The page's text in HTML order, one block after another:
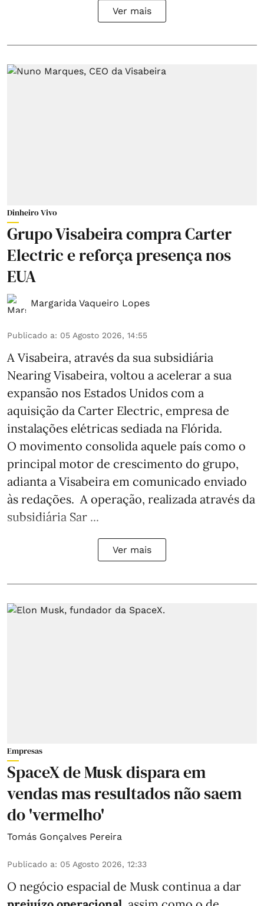
Ver mais
Dinheiro Vivo
Grupo Visabeira compra Carter
Electric e reforça presença nos
EUA
Margarida Vaqueiro Lopes
Publicado a: 05 Agosto 2026, 14:55
A Visabeira, através da sua subsidiária
Nearing Visabeira, voltou a acelerar a sua
expansão nos Estados Unidos com a
aquisição da Carter Electric, empresa de
instalações elétricas sediada na Flórida.
O movimento consolida aquele país como o
principal motor de crescimento do grupo,
adianta a Visabeira em comunicado enviado
às redações. A operação, realizada através da
subsidiária Sar ...
Ver mais
Empresas
SpaceX de Musk dispara em
vendas mas resultados não saem
do 'vermelho'
Tomás Gonçalves Pereira
Publicado a: 05 Agosto 2026, 12:33
O negócio espacial de Musk continua a dar